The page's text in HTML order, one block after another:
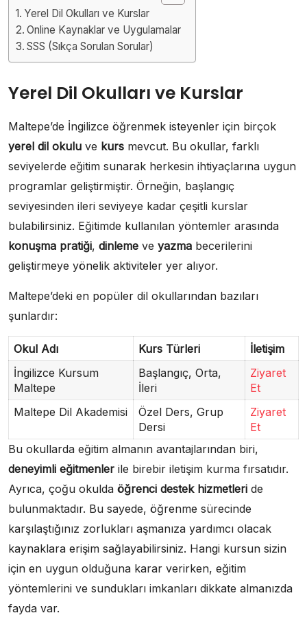
Yerel Dil Okulları ve Kurslar
Online Kaynaklar ve Uygulamalar
SSS (Sıkça Sorulan Sorular)
Yerel Dil Okulları ve Kurslar
Maltepe’de İngilizce öğrenmek isteyenler için birçok
yerel dil okulu ve kurs mevcut. Bu okullar, farklı
seviyelerde eğitim sunarak herkesin ihtiyaçlarına uygun
programlar geliştirmiştir. Örneğin, başlangıç
seviyesinden ileri seviyeye kadar çeşitli kurslar
bulabilirsiniz. Eğitimde kullanılan yöntemler arasında
konuşma pratiği, dinleme ve yazma becerilerini
geliştirmeye yönelik aktiviteler yer alıyor.
Maltepe’deki en popüler dil okullarından bazıları
şunlardır:
Okul Adı Kurs Türleri
İletişim
İngilizce Kursum
Maltepe
Başlangıç, Orta,
İleri
Ziyaret
Et
Maltepe Dil Akademisi
Özel Ders, Grup
Dersi
Ziyaret
Et
Bu okullarda eğitim almanın avantajlarından biri,
deneyimli eğitmenler ile birebir iletişim kurma fırsatıdır.
Ayrıca, çoğu okulda öğrenci destek hizmetleri de
bulunmaktadır. Bu sayede, öğrenme sürecinde
karşılaştığınız zorlukları aşmanıza yardımcı olacak
kaynaklara erişim sağlayabilirsiniz. Hangi kursun sizin
için en uygun olduğuna karar verirken, eğitim
yöntemlerini ve sundukları imkanları dikkate almanızda
fayda var.